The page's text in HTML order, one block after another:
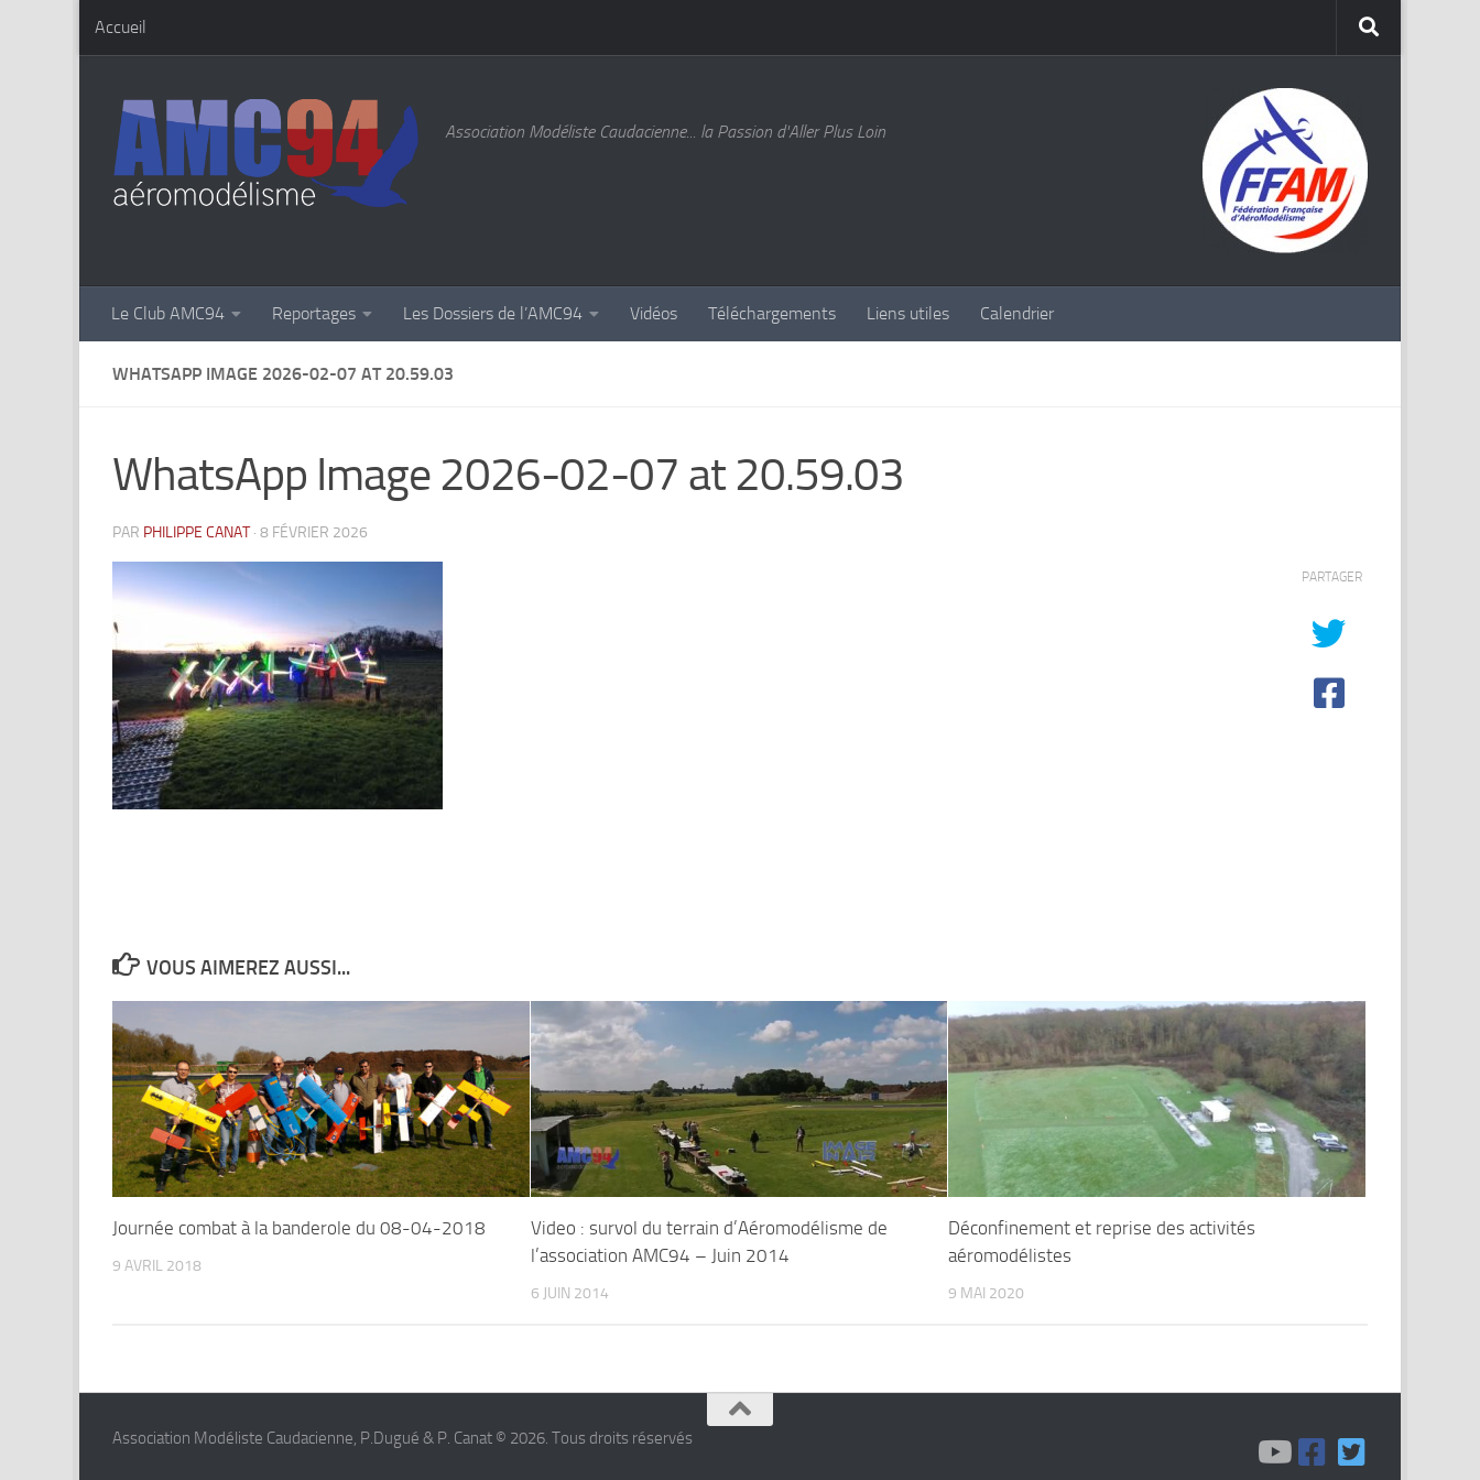
Skip to content
Accueil
Association Modéliste Caudacienne... la Passion d'Aller Plus Loin
Le Club AMC94 Reportages Les Dossiers de l’AMC94 Vidéos Téléchargements Liens utiles Calendrier
WHATSAPP IMAGE 2026-02-07 AT 20.59.03
WhatsApp Image 2026-02-07 at 20.59.03
PAR PHILIPPE CANAT · 8 FÉVRIER 2026
PARTAGER
VOUS AIMEREZ AUSSI...
Journée combat à la banderole du 08-04-2018
9 AVRIL 2018
Video : survol du terrain d’Aéromodélisme de
l’association AMC94 – Juin 2014
6 JUIN 2014
Déconfinement et reprise des activités
aéromodélistes
9 MAI 2020
Association Modéliste Caudacienne, P.Dugué & P. Canat © 2026. Tous droits réservés